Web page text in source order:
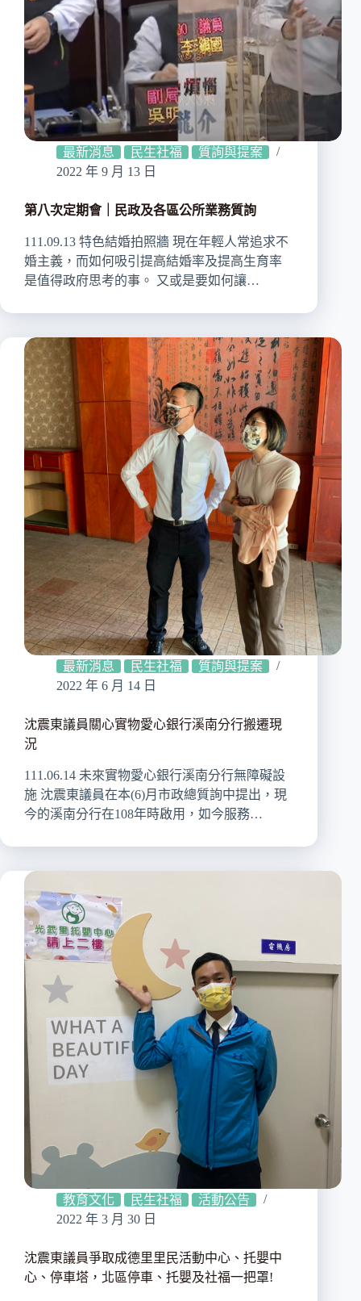
最新消息 民生社福
質詢與提案
2022 年 9 月 13 日
第八次定期會｜民政及各區公所業務質詢
111.09.13 特色結婚拍照牆 現在年輕人常追求不
婚主義，而如何吸引提高結婚率及提高生育率
是值得政府思考的事。 又或是要如何讓…
最新消息 民生社福
質詢與提案
2022 年 6 月 14 日
沈震東議員關心實物愛心銀行溪南分行搬遷現
況
111.06.14 未來實物愛心銀行溪南分行無障礙設
施 沈震東議員在本(6)月市政總質詢中提出，現
今的溪南分行在108年時啟用，如今服務…
教育文化 民生社福
活動公告
2022 年 3 月 30 日
沈震東議員爭取成德里里民活動中心、托嬰中
心、停車塔，北區停車、托嬰及社福一把罩!